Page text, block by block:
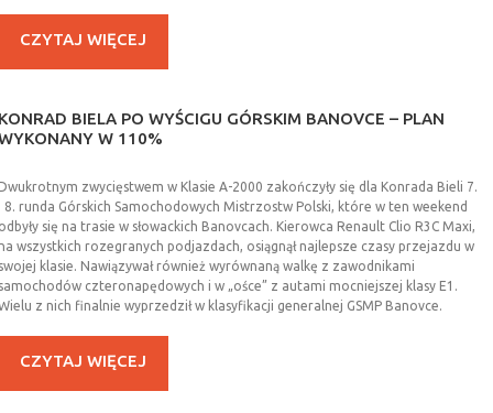
CZYTAJ WIĘCEJ
BIELA PO WYŚCIGU GÓRSKIM BANOVCE – PLAN
W 110%
zwycięstwem w Klasie A-2000 zakończyły się dla Konrada Bieli 7.
8. runda Górskich Samochodowych Mistrzostw Polski, które w ten weekend
się na trasie w słowackich Banovcach. Kierowca Renault Clio R3C Maxi,
wszystkich rozegranych podjazdach, osiągnął najlepsze czasy przejazdu w
klasie. Nawiązywał również wyrównaną walkę z zawodnikami
czteronapędowych i w „ośce” z autami mocniejszej klasy E1.
z nich finalnie wyprzedził w klasyfikacji generalnej GSMP Banovce.
CZYTAJ WIĘCEJ